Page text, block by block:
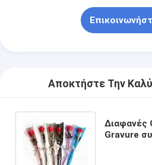
Αποκτήστε Την
Διαφανές
Gravure